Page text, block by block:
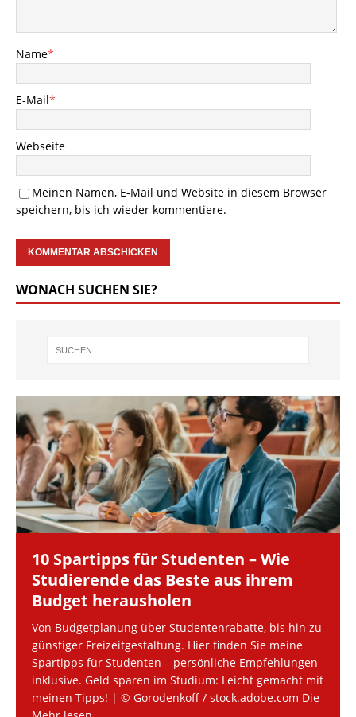
Name*
E-Mail*
Webseite
Meinen Namen, E-Mail und Website in diesem Browser
speichern, bis ich wieder kommentiere.
WONACH SUCHEN SIE?
10 Spartipps für Studenten – Wie
Studierende das Beste aus ihrem
Budget herausholen
Von Budgetplanung über Studentenrabatte, bis hin zu
günstiger Freizeitgestaltung. Hier finden Sie meine
Spartipps für Studenten – persönliche Empfehlungen
inklusive. Geld sparen im Studium: Leicht gemacht mit
meinen Tipps! | © Gorodenkoff / stock.adobe.com Die